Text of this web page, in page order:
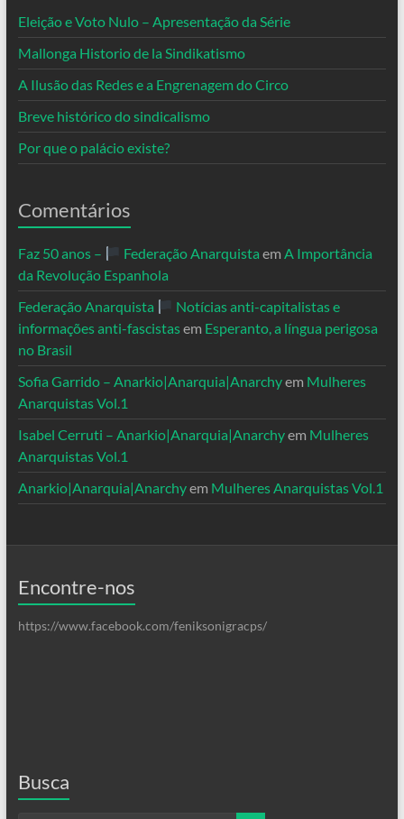
Eleição e Voto Nulo – Apresentação da Série
Mallonga Historio de la Sindikatismo
A Ilusão das Redes e a Engrenagem do Circo
Breve histórico do sindicalismo
Por que o palácio existe?
Comentários
Faz 50 anos – Federação Anarquista em A Importância
da Revolução Espanhola
Federação Anarquista
Notícias anti-capitalistas e
informações anti-fascistasem Esperanto, a língua perigosa
no Brasil
Sofia Garrido – Anarkio|Anarquia|Anarchyem Mulheres
Anarquistas Vol.1
Isabel Cerruti – Anarkio|Anarquia|Anarchyem Mulheres
Anarquistas Vol.1
Anarkio|Anarquia|Anarchyem Mulheres Anarquistas Vol.1
Encontre-nos
https://www.facebook.com/feniksonigracps/
Busca